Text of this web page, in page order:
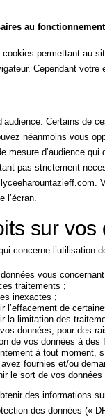
au
permettant au
Cependant votre
Certains de
néanmoins vous
mesure d’audience
pas strictement
l’écran.
sur
concerne l’utilisation
vous
traitements ;
inexactes ;
l’effacement de
la limitation des
données, pour des
de vos données à des
à tout moment,
fournies et/ou
le sort de vos données
des informations
des données («